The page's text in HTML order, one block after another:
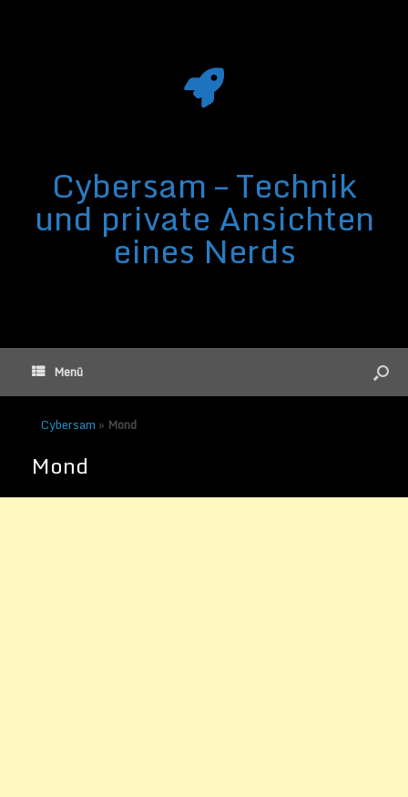
Cybersam – Technik
und private Ansichten
eines Nerds
Menü
Cybersam » Mond
Mond